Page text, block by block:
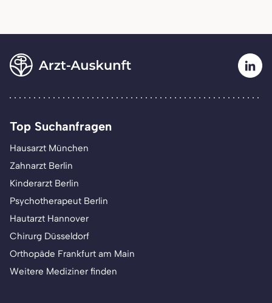
Top Suchanfragen
Hausarzt München
Zahnarzt Berlin
Kinderarzt Berlin
Psychotherapeut Berlin
Hautarzt Hannover
Chirurg Düsseldorf
Orthopäde Frankfurt am Main
Weitere Mediziner finden